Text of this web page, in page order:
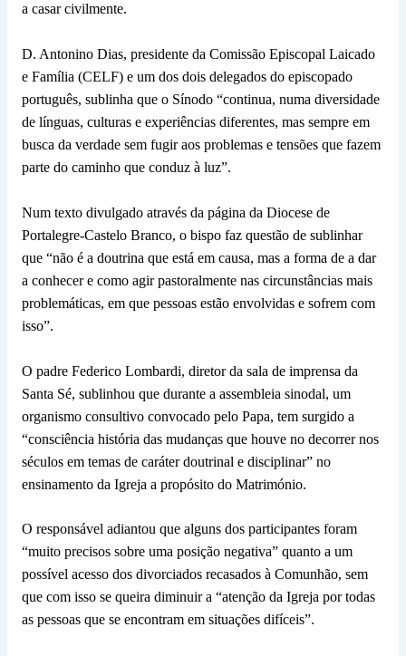
a casar civilmente.
D. Antonino Dias, presidente da Comissão Episcopal Laicado
e Família (CELF) e um dos dois delegados do episcopado
português, sublinha que o Sínodo “continua, numa diversidade
de línguas, culturas e experiências diferentes, mas sempre em
busca da verdade sem fugir aos problemas e tensões que fazem
parte do caminho que conduz à luz”.
Num texto divulgado através da página da Diocese de
Portalegre-Castelo Branco, o bispo faz questão de sublinhar
que “não é a doutrina que está em causa, mas a forma de a dar
a conhecer e como agir pastoralmente nas circunstâncias mais
problemáticas, em que pessoas estão envolvidas e sofrem com
isso”.
O padre Federico Lombardi, diretor da sala de imprensa da
Santa Sé, sublinhou que durante a assembleia sinodal, um
organismo consultivo convocado pelo Papa, tem surgido a
“consciência história das mudanças que houve no decorrer nos
séculos em temas de caráter doutrinal e disciplinar” no
ensinamento da Igreja a propósito do Matrimónio.
O responsável adiantou que alguns dos participantes foram
“muito precisos sobre uma posição negativa” quanto a um
possível acesso dos divorciados recasados à Comunhão, sem
que com isso se queira diminuir a “atenção da Igreja por todas
as pessoas que se encontram em situações difíceis”.